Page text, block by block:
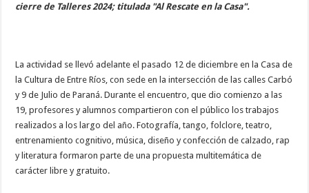
cierre de Talleres 2024; titulada "Al Rescate en la Casa".
La actividad se llevó adelante el pasado 12 de diciembre en la Casa de
la Cultura de Entre Ríos, con sede en la intersección de las calles Carbó
y 9 de Julio de Paraná. Durante el encuentro, que dio comienzo a las
19, profesores y alumnos compartieron con el público los trabajos
realizados a los largo del año. Fotografía, tango, folclore, teatro,
entrenamiento cognitivo, música, diseño y confección de calzado, rap
y literatura formaron parte de una propuesta multitemática de
carácter libre y gratuito.